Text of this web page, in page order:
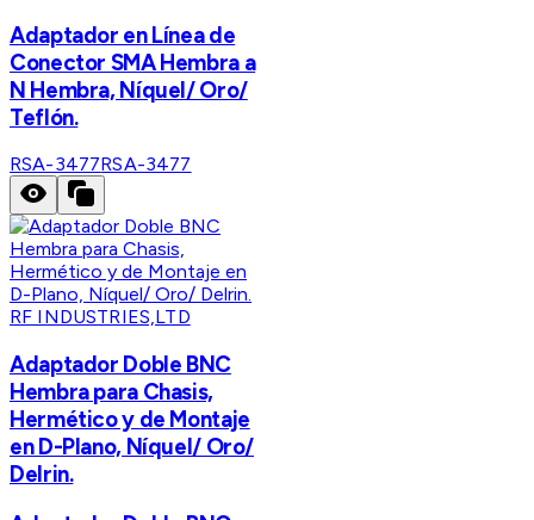
Adaptador en Línea de
Conector SMA Hembra a
N Hembra, Níquel/ Oro/
Teflón.
RSA-3477RSA-3477
RF INDUSTRIES,LTD
Adaptador Doble BNC
Hembra para Chasis,
Hermético y de Montaje
en D-Plano, Níquel/ Oro/
Delrin.